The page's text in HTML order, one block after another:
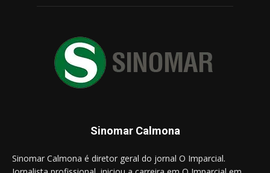
Sinomar Calmona
Sinomar Calmona é diretor geral do jornal O Imparcial.